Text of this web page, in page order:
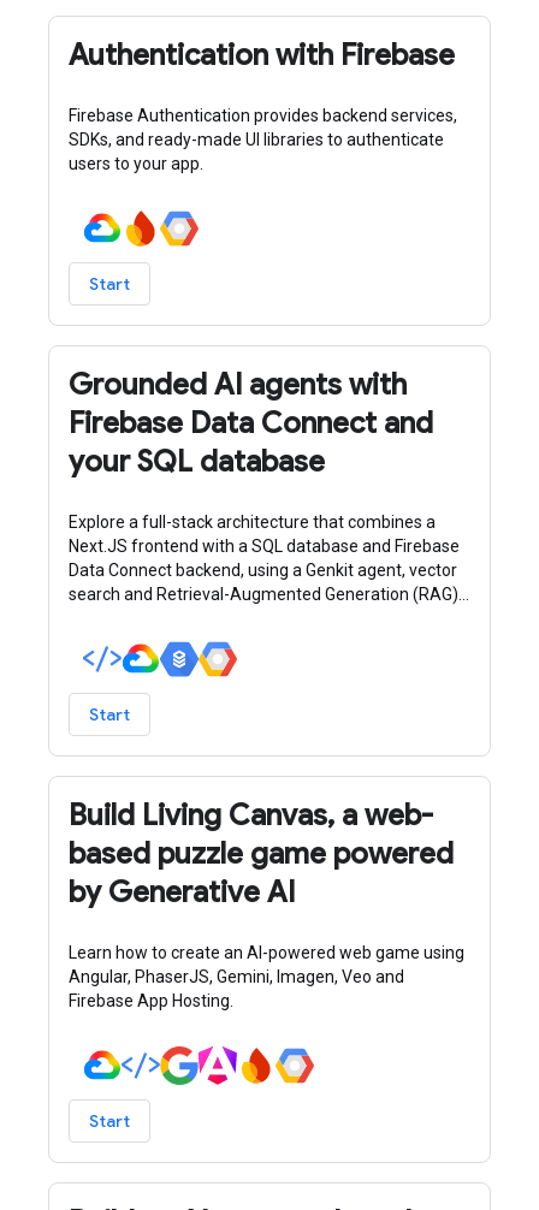
Authentication with Firebase
Firebase Authentication provides backend services,
SDKs, and ready-made UI libraries to authenticate
users to your app.
Start
Grounded AI agents with
Firebase Data Connect and
your SQL database
Explore a full-stack architecture that combines a
Next.JS frontend with a SQL database and Firebase
Data Connect backend, using a Genkit agent, vector
search and Retrieval-Augmented Generation (RAG)
Start
Build Living Canvas, a web-
based puzzle game powered
by Generative AI
Learn how to create an AI-powered web game using
Angular, PhaserJS, Gemini, Imagen, Veo and
Firebase App Hosting.
Start